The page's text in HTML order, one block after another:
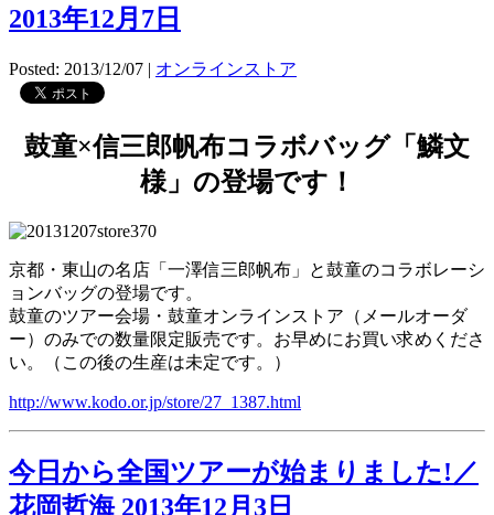
2013年12月7日
Posted: 2013/12/07 | オンラインストア
鼓童×信三郎帆布コラボバッグ「鱗文
様」の登場です！
京都・東山の名店「一澤信三郎帆布」と鼓童のコラボレーシ
ョンバッグの登場です。
鼓童のツアー会場・鼓童オンラインストア（メールオーダ
ー）のみでの数量限定販売です。お早めにお買い求めくださ
い。（この後の生産は未定です。）
http://www.kodo.or.jp/store/27_1387.html
今日から全国ツアーが始まりました!／
花岡哲海 2013年12月3日